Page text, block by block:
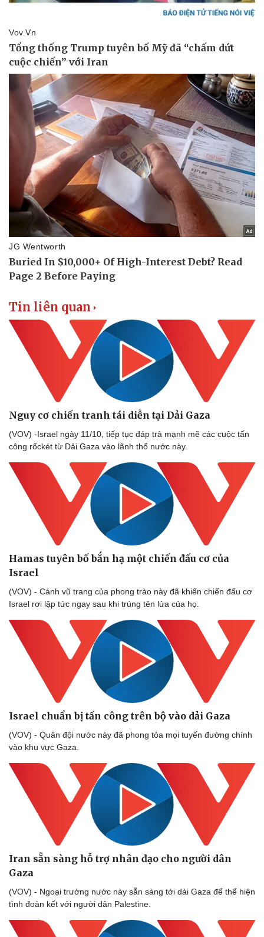
Thể thao
Bóng đá
Lịch thi đấu bóng đá
Thế giới thể thao
Hậu trường
Ô tô - Xe máy
Xe máy
Tư vấn
Tin liên quan
Nguy cơ chiến tranh tái diễn tại Dải Gaza
(VOV) -Israel ngày 11/10, tiếp tục đáp trả mạnh mẽ các cuộc tấn
công rốckét từ Dải Gaza vào lãnh thổ nước này.
Hamas tuyên bố bắn hạ một chiến đấu cơ của
Israel
(VOV) - Cánh vũ trang của phong trào này đã khiến chiến đấu cơ
Israel rơi lập tức ngay sau khi trúng tên lửa của họ.
Israel chuẩn bị tấn công trên bộ vào dải Gaza
(VOV) - Quân đội nước này đã phong tỏa mọi tuyến đường chính
vào khu vực Gaza.
Iran sẵn sàng hỗ trợ nhân đạo cho người dân
Gaza
(VOV) - Ngoại trưởng nước này sẵn sàng tới dải Gaza để thể hiện
tình đoàn kết với người dân Palestine.